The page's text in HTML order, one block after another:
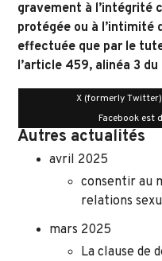
gravement à l’intégrité
protégée ou à l’intimité
effectuée que par le
l’article 459, alinéa 3
X (formerly
Facebook est
Autres actualités
avril 2025
consentir au
relations
mars 2025
La clause de